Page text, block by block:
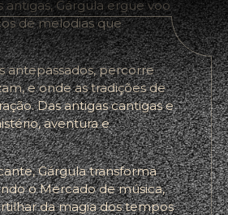
antigas, Gárgula ergue voo
de melodias que
antepassados, percorre
e onde as tradições de
Das antigas cantigas e
aventura e
Gárgula transforma
o Mercado de música,
da magia dos tempos